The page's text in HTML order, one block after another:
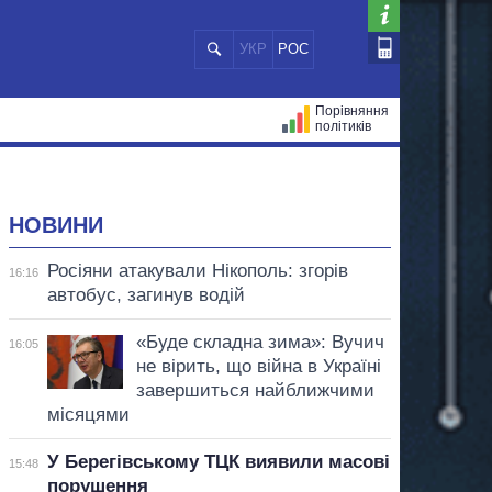
УКР РОС
Порівняння
політиків
НОВИНИ
16:16
Росіяни атакували Нікополь: згорів
автобус, загинув водій
16:05
«Буде складна зима»: Вучич
не вірить, що війна в Україні
завершиться найближчими
місяцями
15:48
У Берегівському ТЦК виявили масові
порушення